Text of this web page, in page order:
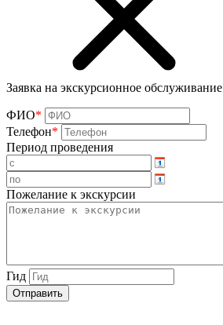
Заявка на экскурсионное обслуживание
ФИО*
Телефон*
Период проведения
Пожелание к экскурсии
Гид